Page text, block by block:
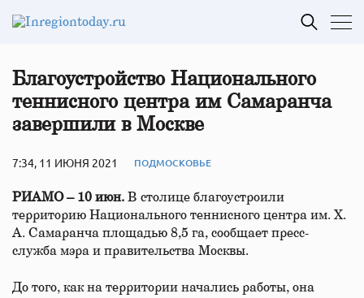
Благоустройство Национального
теннисного центра им Самаранча
завершили в Москве
7:34, 11 ИЮНЯ 2021 ПОДМОСКОВЬЕ
РИАМО – 10 июн. В столице благоустроили
территорию Национального теннисного центра им. Х.
А. Самаранча площадью 8,5 га, сообщает пресс-
служба мэра и правительства Москвы.
До того, как на территории начались работы, она